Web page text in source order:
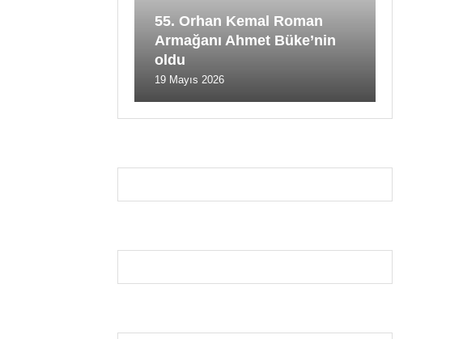
55. Orhan Kemal Roman
Armağanı Ahmet Büke’nin
oldu
19 Mayıs 2026